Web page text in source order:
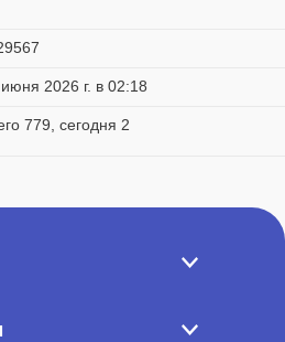
2026 г. в 02:18
779, сегодня 2